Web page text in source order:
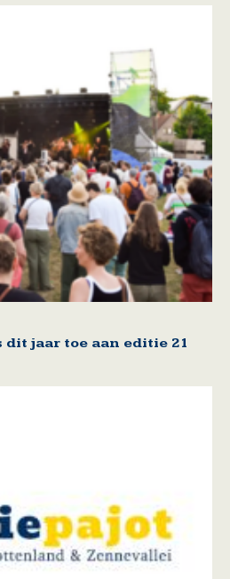
jaar toe aan editie 21